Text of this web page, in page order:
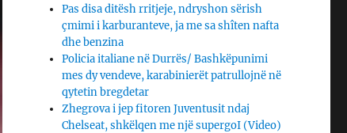
Pas disa ditësh rritjeje, ndryshon sërish
çmimi i karburanteve, ja me sa shîten nafta
dhe benzina
Policia italiane në Durrës/ Bashkëpunimi
mes dy vendeve, karabinierët patrullojnë në
qytetin bregdetar
Zhegrova i jep fitoren Juventusit ndaj
Chelseat, shkëlqen me një supergoI (Video)